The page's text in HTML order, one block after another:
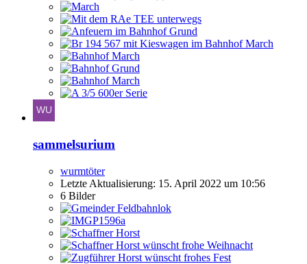
sammelsurium
wurmtöter
Letzte Aktualisierung: 15. April 2022 um 10:56
6 Bilder